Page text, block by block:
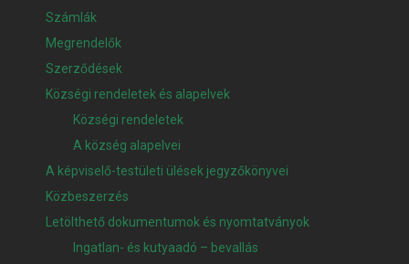
Számlák
Megrendelők
Szerződések
Községi rendeletek és alapelvek
Községi rendeletek
A község alapelvei
A képviselő-testületi ülések jegyzőkönyvei
Közbeszerzés
Letölthető dokumentumok és nyomtatványok
Ingatlan- és kutyaadó – bevallás